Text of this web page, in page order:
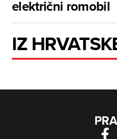
električni romobil
IZ